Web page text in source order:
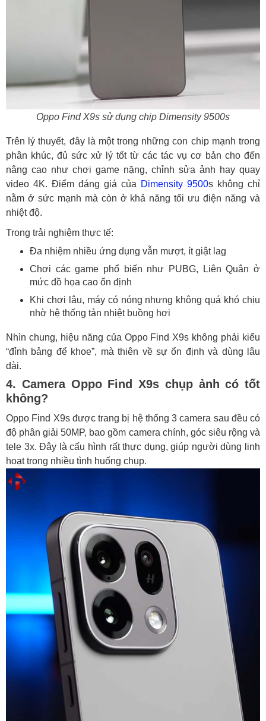
Oppo Find X9s sử dụng chip Dimensity 9500s
Trên lý thuyết, đây là một trong những con chip mạnh trong
phân khúc, đủ sức xử lý tốt từ các tác vụ cơ bản cho đến
nâng cao như chơi game nặng, chỉnh sửa ảnh hay quay
video 4K. Điểm đáng giá của Dimensity 9500s không chỉ
nằm ở sức mạnh mà còn ở khả năng tối ưu điện năng và
nhiệt độ.
Trong trải nghiệm thực tế:
Đa nhiệm nhiều ứng dụng vẫn mượt, ít giật lag
Chơi các game phổ biến như PUBG, Liên Quân ở
mức đồ họa cao ổn định
Khi chơi lâu, máy có nóng nhưng không quá khó chịu
nhờ hệ thống tản nhiệt buồng hơi
Nhìn chung, hiệu năng của Oppo Find X9s không phải kiểu
“đỉnh bảng để khoe”, mà thiên về sự ổn định và dùng lâu
dài.
4. Camera Oppo Find X9s chụp ảnh có tốt
không?
Oppo Find X9s được trang bị hệ thống 3 camera sau đều có
độ phân giải 50MP, bao gồm camera chính, góc siêu rộng và
tele 3x. Đây là cấu hình rất thực dụng, giúp người dùng linh
hoạt trong nhiều tình huống chụp.